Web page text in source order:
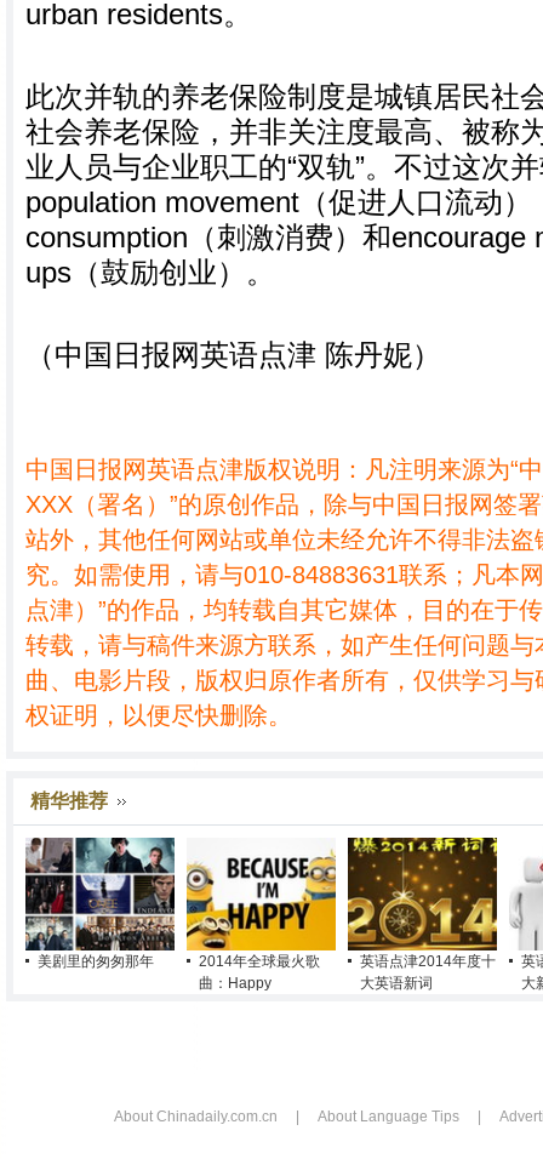
urban residents。
此次并轨的养老保险制度是城镇居民社
社会养老保险，并非关注度最高、被称
业人员与企业职工的“双轨”。不过这次
population movement（促进人口流动）
consumption（刺激消费）和encourage
ups（鼓励创业）。
（中国日报网英语点津 陈丹妮）
中国日报网英语点津版权说明：凡注明来源为“
XXX（署名）”的原创作品，除与中国日报网签
站外，其他任何网站或单位未经允许不得非法
究。如需使用，请与010-84883631联系；凡本
点津）”的作品，均转载自其它媒体，目的在于
转载，请与稿件来源方联系，如产生任何问题
曲、电影片段，版权归原作者所有，仅供学习
权证明，以便尽快删除。
精华推荐
美剧里的匆匆那年
2014年全球最火歌
曲：Happy
英语点津2014年度十
大英语新词
英
大
About Chinadaily.com.cn About Language Tips